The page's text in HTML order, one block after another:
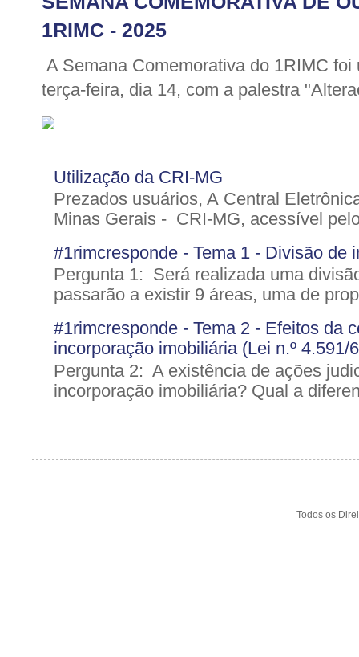
1RIMC - 2025
A Semana Comemorativa do 1RIMC
terça-feira, dia 14, com a palestra
Utilização da CRI-MG
Prezados usuários, A Central
Minas Gerais - CRI-MG, acessível
#1rimcresponde - Tema 1 - Divisão de
Pergunta 1: Será realizada uma
passarão a existir 9 áreas, uma de
#1rimcresponde - Tema 2 - Efeitos da
incorporação imobiliária (Lei n.º
Pergunta 2: A existência de ações
incorporação imobiliária? Qual a
Todos os